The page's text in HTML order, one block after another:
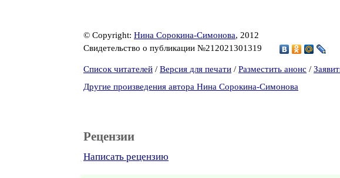
© Copyright: Нина Сорокина-Симонова, 2012
Свидетельство о публикации №212021301319
Список читателей / Версия для печати / Разместить анонс /
Другие произведения автора Нина Сорокина-Симонова
Рецензии
Написать рецензию